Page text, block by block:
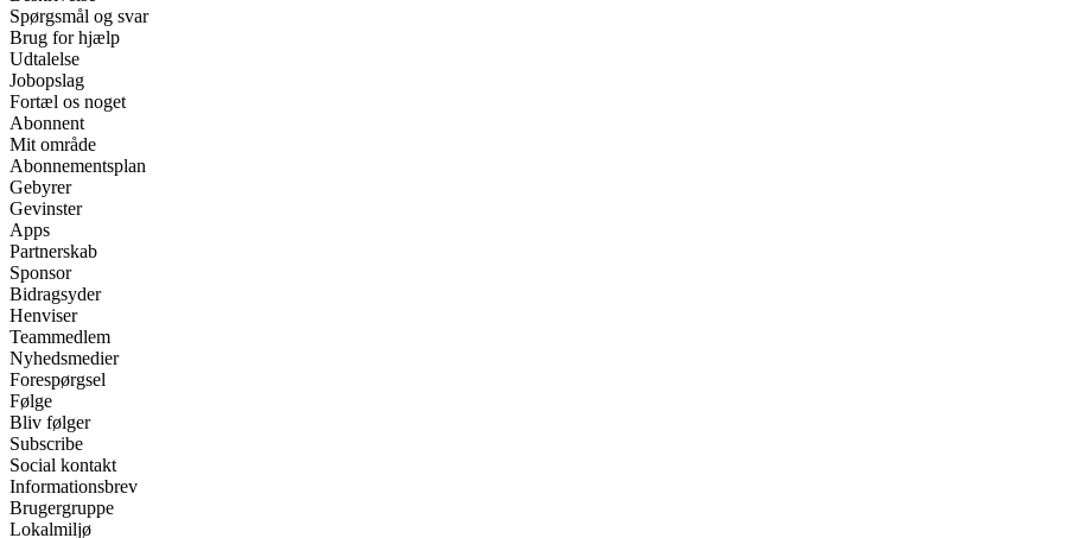
Spørgsmål og svar
Brug for hjælp
Udtalelse
Jobopslag
Fortæl os noget
Abonnent
Mit område
Abonnementsplan
Gebyrer
Gevinster
Apps
Partnerskab
Sponsor
Bidragsyder
Henviser
Teammedlem
Nyhedsmedier
Forespørgsel
Følge
Bliv følger
Subscribe
Social kontakt
Informationsbrev
Brugergruppe
Lokalmiljø